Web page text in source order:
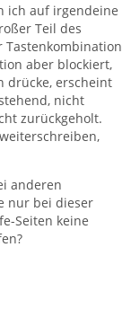
ich auf irgendeine
Teil des
Tastenkombination
aber blockiert,
drücke, erscheint
nicht
zurückgeholt.
anderen
nur bei dieser
Seiten keine